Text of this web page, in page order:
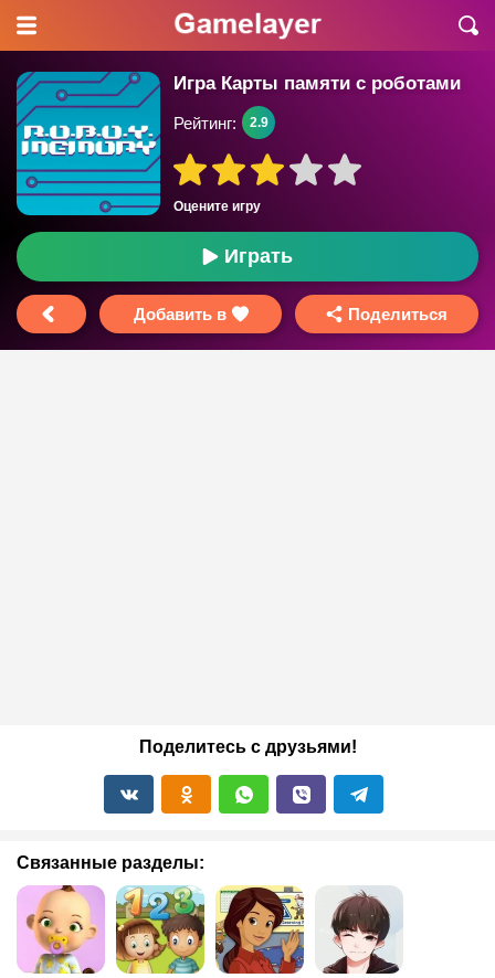
Игра Карты памяти с роботами
Оцените игру
Рейтинг: 2.9
Играть
Добавить в Поделиться
Поделитесь с друзьями!
Связанные разделы: